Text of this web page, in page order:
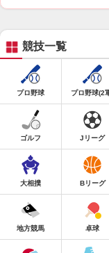
競技一覧
プロ野球 プロ野球(2
ゴルフ Jリーグ
大相撲 Bリーグ
地方競馬 卓球